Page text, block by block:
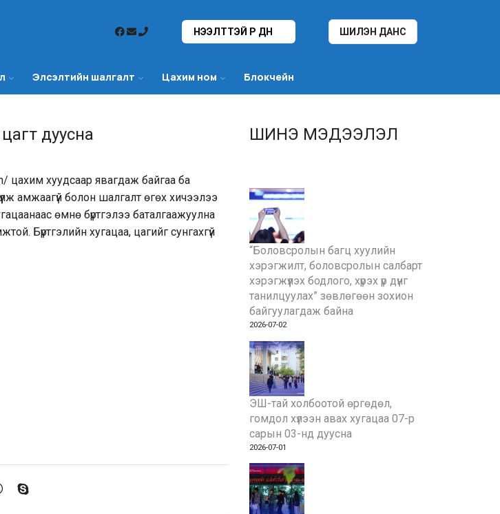
НЭЭЛТТЭЙ ҮР ДҮН ШИЛЭН ДАНС
Элсэлтийн шалгалт Цахим ном Блокчейн
дуусна
цахим хуудсаар явагдаж байгаа ба
амжаагүй болон шалгалт өгөх хичээлээ
өмнө бүртгэлээ баталгаажуулна
Бүртгэлийн хугацаа, цагийг сунгахгүй
ШИНЭ МЭДЭЭЛЭЛ
“Боловсролын багц хуулийн
хэрэгжилт, боловсролын салбарт
хэрэгжүүлэх бодлого, хүрэх үр дүнг
танилцуулах” зөвлөгөөн зохион
байгуулагдаж байна
2026-07-02
ЭШ-тай холбоотой өргөдөл,
гомдол хүлээн авах хугацаа 07-р
сарын 03-нд дуусна
2026-07-01